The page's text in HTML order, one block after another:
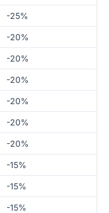
-25%
-20%
-20%
-20%
-20%
-20%
-20%
-15%
-15%
-15%